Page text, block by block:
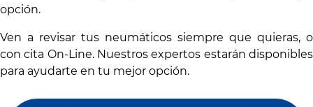
opción.
Ven a revisar tus neumáticos siempre que quieras, o
con cita On-Line. Nuestros expertos estarán disponibles
para ayudarte en tu mejor opción.